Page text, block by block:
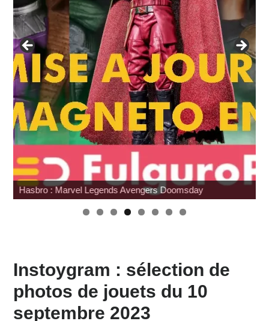
Hasbro : Marvel Legends Avengers Doomsday
Instoygram : sélection de
photos de jouets du 10
septembre 2023